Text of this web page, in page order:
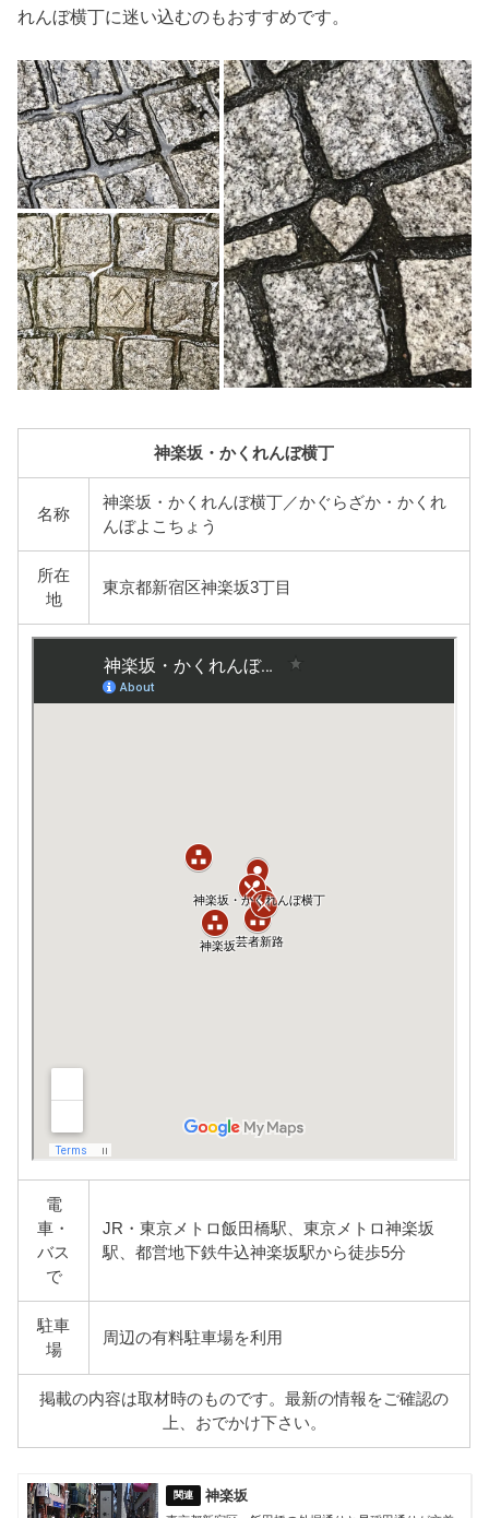
れんぼ横丁に迷い込むのもおすすめです。
神楽坂・かくれんぼ横丁
名称
神楽坂・かくれんぼ横丁／かぐらざか・かくれ
んぼよこちょう
所在
地
東京都新宿区神楽坂3丁目
電
車・
バス
で
JR・東京メトロ飯田橋駅、東京メトロ神楽坂
駅、都営地下鉄牛込神楽坂駅から徒歩5分
駐車
場
周辺の有料駐車場を利用
掲載の内容は取材時のものです。最新の情報をご確認の
上、おでかけ下さい。
神楽坂